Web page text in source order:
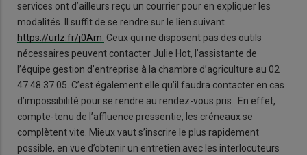
services ont d’ailleurs reçu un courrier pour en expliquer les
modalités. Il suffit de se rendre sur le lien suivant
https://urlz.fr/j0Am. Ceux qui ne disposent pas des outils
nécessaires peuvent contacter Julie Hot, l’assistante de
l’équipe gestion d’entreprise à la chambre d’agriculture au 02
47 48 37 05. C’est également elle qu’il faudra contacter en cas
d’impossibilité pour se rendre au rendez-vous pris. En effet,
compte-tenu de l’affluence pressentie, les créneaux se
complètent vite. Mieux vaut s’inscrire le plus rapidement
possible, en vue d’obtenir un entretien avec les interlocuteurs